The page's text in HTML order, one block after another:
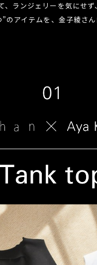
、ランジェリーを気にせず
のアイテムを、金子綾さ